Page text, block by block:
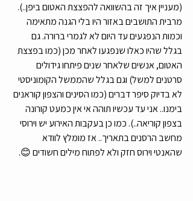
(מעניין איך זה בהשוואה להפצצת האטום ביפן..).
מרבית התושבים באזור היו בלי הגנה מתאימה
וכמות הנפגעים עד היום לא לגמרי ברורה. גם
בגלל שהיו כאלו שנפגעו לאחר מכן (כמו בפצצת
האטום, אנשים שלאחר שנים פיתחו גידולים
סרטנים למשל) וגם בגלל שהממשל הקומוניסטי
לא בדיוק סיפר דברים (כמו הסינים והצפון קוראנים
בימנו.. אני עד עכשיו תוהה אי אין כמעט קורונה
בצפון קוריאה..). כמו כן בעקבות האירוע יש וירוסי
מחשב הרסנים בתאריך.. אז מומלץ לוודא
שהאנטי וירוס חזק ולא לפתוח מילים חשודים 😊.